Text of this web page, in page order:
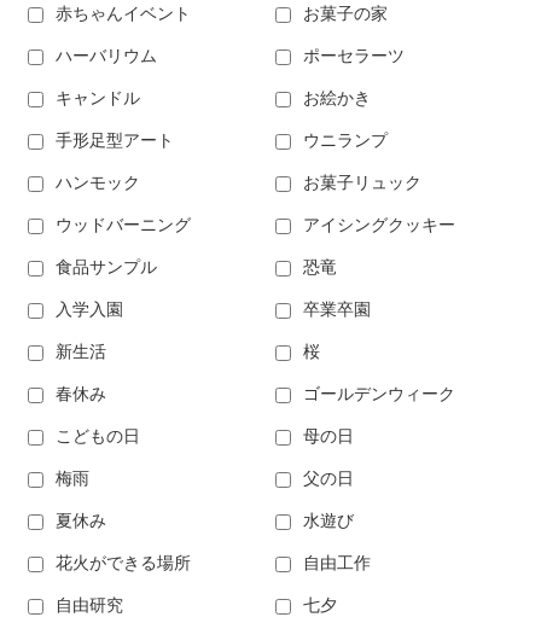
赤ちゃんイベント お菓子の家
ハーバリウム ポーセラーツ
キャンドル お絵かき
手形足型アート ウニランプ
ハンモック お菓子リュック
ウッドバーニング アイシングクッキー
食品サンプル 恐竜
入学入園 卒業卒園
新生活 桜
春休み ゴールデンウィーク
こどもの日 母の日
梅雨 父の日
夏休み 水遊び
花火ができる場所 自由工作
自由研究 七夕